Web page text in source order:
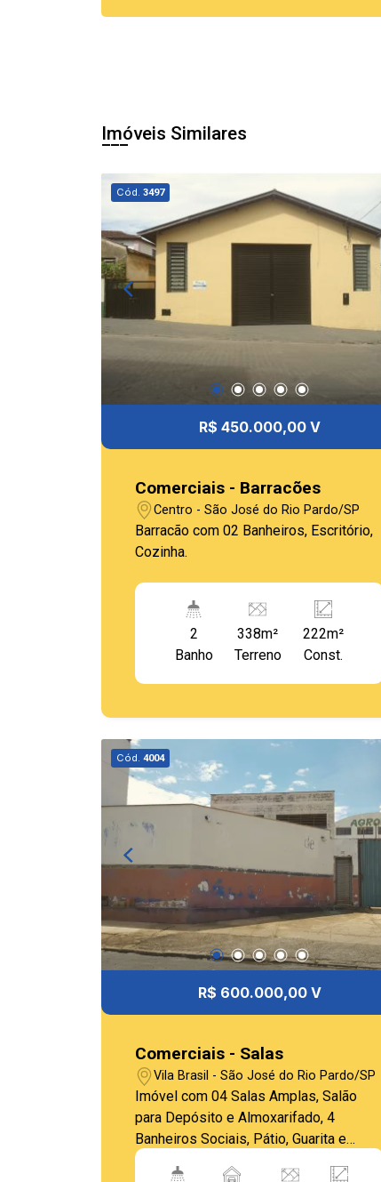
Imóveis Similares
Cód. 3497
R$ 450.000,00 V
Comerciais - Barracões
Centro - São José do Rio Pardo/SP
Barracão com 02 Banheiros, Escritório,
Cozinha.
2
Banho
338m²
Terreno
222m²
Const.
Cód. 4004
R$ 600.000,00 V
Comerciais - Salas
Vila Brasil - São José do Rio Pardo/SP
Imóvel com 04 Salas Amplas, Salão
para Depósito e Almoxarifado, 4
Banheiros Sociais, Pátio, Guarita e
Estacionamento Interno e Externo. Pav.